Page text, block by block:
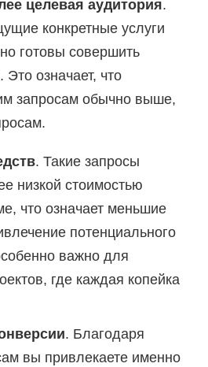
целевая аудитория.
конкретные услуги
готовы совершить
Это означает, что
запросам обычно выше,
. Такие запросы
низкой стоимостью
что означает меньшие
потенциального
важно для
где каждая копейка
. Благодаря
вы привлекаете именно